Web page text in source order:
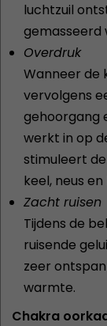
luchtzuil
gemasseerd
Overdruk
Wanneer de
vervolgens
gehoorgang
werkt in op
stimuleert
keel, neus
Zacht ruisen
Tijdens de
ruisende
zeer
warmte.
Chakra